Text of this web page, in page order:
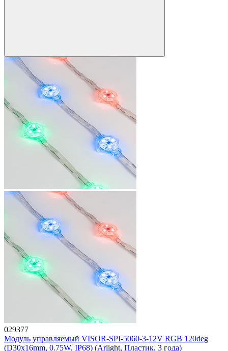
029377
Модуль управляемый VISOR-SPI-5060-3-12V RGB 120deg
(D30x16mm, 0.75W, IP68) (Arlight, Пластик, 3 года)